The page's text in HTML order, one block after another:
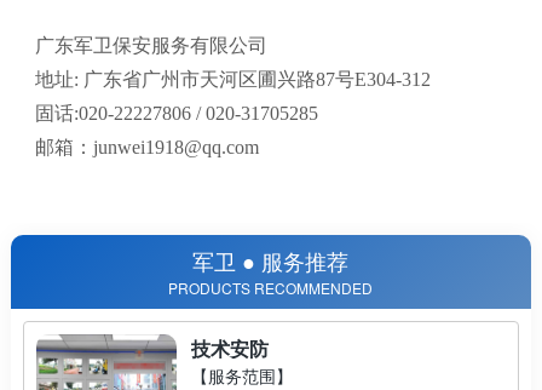
军卫 ● 服务推荐
PRODUCTS RECOMMENDED
技术安防
【服务范围】
广东军卫保安服务有限公司
地址: 广东省广州市天河区圃兴路87号E304-312
固话:020-22227806 / 020-31705285
邮箱： junwei1918@qq.com